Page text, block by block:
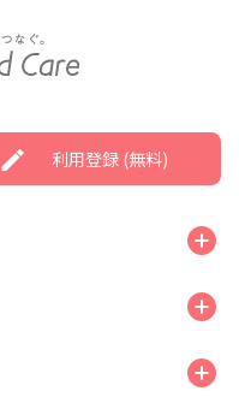
利用登録 (無料)